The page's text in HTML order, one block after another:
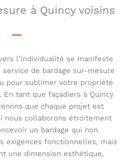
à Quincy voisins
l’individualité se manifeste
de bardage sur-mesure
pour sublimer votre propriété
tant que façadiers à Quincy
que chaque projet est
nous collaborons étroitement
un bardage qui non
exigences fonctionnelles, mais
une dimension esthétique,